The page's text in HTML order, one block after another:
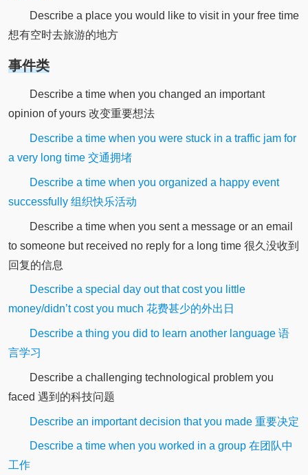
Describe a place you would like to visit in your free time
想有空时去旅游的地方
事件类
Describe a time when you changed an important
opinion of yours 改变重要想法
Describe a time when you were stuck in a traffic jam for
a very long time 交通拥堵
Describe a time when you organized a happy event
successfully 组织快乐活动
Describe a time when you sent a message or an email
to someone but received no reply for a long time 很久没收到
回复的信息
Describe a special day out that cost you little
money/didn’t cost you much 花费甚少的外出日
Describe a thing you did to learn another language 语
言学习
Describe a challenging technological problem you
faced 遇到的科技问题
Describe an important decision that you made 重要决定
Describe a time when you worked in a group 在团队中
工作